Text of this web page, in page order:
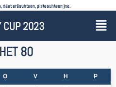
näet eräsuhteen, pistesuhteen jne.
CUP 2023
80
O V H P